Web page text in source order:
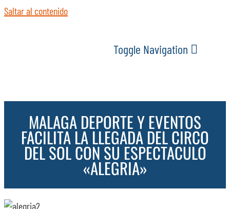
Saltar al contenido
Toggle Navigation
ACTUALIDAD
SERVICIOS
EVENTOS
MALAGA DEPORTE Y EVENTOS
FACILITA LA LLEGADA DEL CIRCO
DEL SOL CON SU ESPECTACULO
«ALEGRIA»